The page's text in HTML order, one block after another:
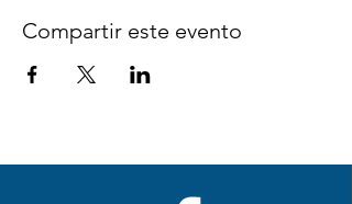
Compartir este evento